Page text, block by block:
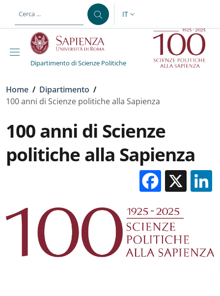
al contenuto principale
SELETTORE LINGUA:
IT
Dipartimento di Scienze Politiche
Briciole di pane
Home / Dipartimento /
100 anni di Scienze politiche alla Sapienza
100 anni di Scienze
politiche alla Sapienza
X